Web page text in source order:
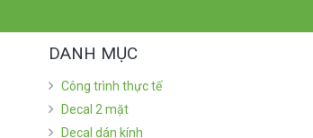
DANH MỤC
Công trình thực tế
Decal 2 mặt
Decal dán kính